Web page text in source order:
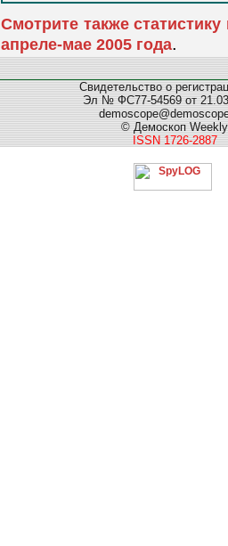
Смотрите также
апреле-мае 2005 года.
Свидетельство о
Эл № ФС77-54569 от
© Демоскоп Weekly
ISSN 1726-2887